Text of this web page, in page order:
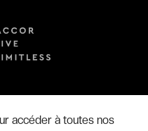
accéder à toutes nos